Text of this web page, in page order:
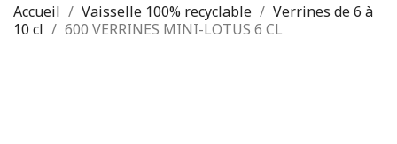
Accueil Vaisselle 100% recyclable
Verrines de 6 à
10 cl
600 VERRINES MINI-LOTUS 6 CL